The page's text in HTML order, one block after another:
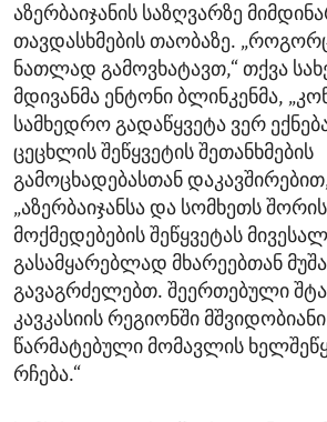
აზერბაიჯანის საზღვარზე
თავდასხმების თაობაზე.
ნათლად გამოვხატავთ,“ თქვა
მდივანმა ენტონი ბლინკენმა,
სამხედრო გადაწყვეტა ვერ
ცეცხლის შეწყვეტის შეთანხმების
გამოცხადებასთან
„აზერბაიჯანსა და სომხეთს
მოქმედებების შეწყვეტას
გასამყარებლად მხარეებთან
გავაგრძელებთ. შეერთებული
კავკასიის რეგიონში
წარმატებული მომავლის
რჩება.“